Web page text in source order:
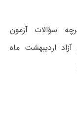
سؤالات آزمون
اردیبهشت ماه